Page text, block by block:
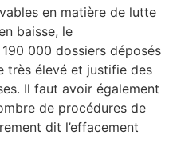
en matière de lutte
baisse, le
000 dossiers déposés
très élevé et justifie des
Il faut avoir également
de procédures de
dit l’effacement